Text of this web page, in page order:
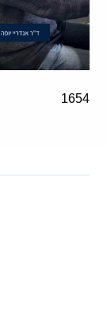
1654